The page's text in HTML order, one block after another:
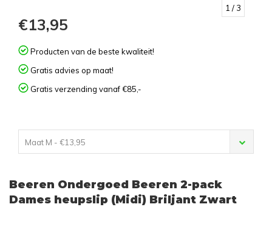
1 / 3
€13,95
Producten van de beste kwaliteit!
Gratis advies op maat!
Gratis verzending vanaf €85,-
Maat M - €13,95
Beeren Ondergoed Beeren 2-pack
Dames heupslip (Midi) Briljant Zwart